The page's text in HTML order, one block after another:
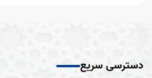
دسترسی سریع